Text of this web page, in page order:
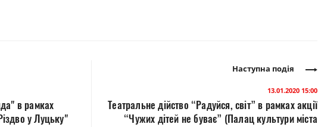
в рамках
у Луцьку"
Наступна подія
13.01.2020 15:00
Театральне дійство “Радуйся, світ” в рамках акції
“Чужих дітей не буває” (Палац культури міста